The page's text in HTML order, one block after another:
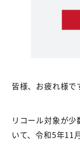
皆様、お疲れ様で
リコール対象が
いて、令和5年11